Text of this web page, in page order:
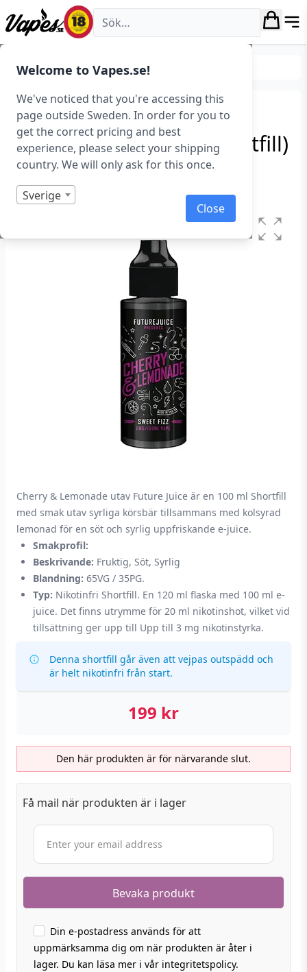
Welcome to Vapes.se!
We've noticed that you're accessing this
page outside Sweden. In order for you to
get the correct pricing and best
experience, please select your shipping
country. We will only ask for this once.
Sverige
Close
Vapes.se
E-juice Shortfills
Future Juice – Cherry &
Lemonade (100 ml, Shortfill)
Art.nr: 42448
Slut i lager
Cherry & Lemonade utav Future Juice är en 100 ml Shortfill
med smak utav syrliga körsbär tillsammans med kolsyrad
lemonad för en söt och syrlig uppfriskande e-juice.
Smakprofil:
Beskrivande: Fruktig, Söt, Syrlig
Blandning: 65VG / 35PG.
Typ: Nikotinfri Shortfill. En 120 ml flaska med 100 ml e-
juice. Det finns utrymme för 20 ml nikotinshot, vilket vid
tillsättning ger upp till Upp till 3 mg nikotinstyrka.
Denna shortfill går även att vejpas outspädd och
är helt nikotinfri från start.
199 kr
Den här produkten är för närvarande slut.
Få mail när produkten är i lager
Din e-postadress används för att
uppmärksamma dig om när produkten är åter i
lager. Du kan läsa mer i vår integritetspolicy.